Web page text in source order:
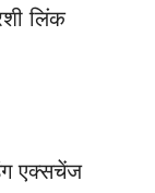
लिंक
एक्सचेंज